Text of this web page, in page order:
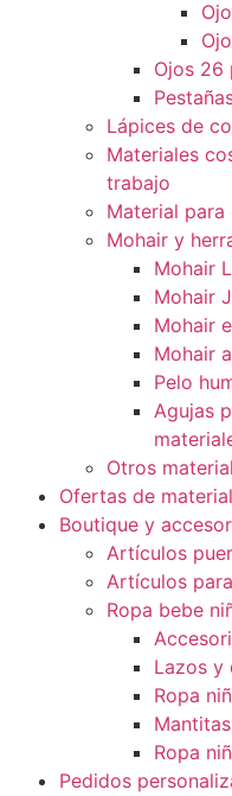
Ojos 26
Lápices de
Materiales
trabajo
Material para
Mohair y
Mohair
Mohair
Mohair
Mohair
Pelo
Agujas
Otros
Ofertas de material
Boutique y
Artículos
Artículos
Ropa bebe
Lazos y
Ropa
Ropa
Pedidos